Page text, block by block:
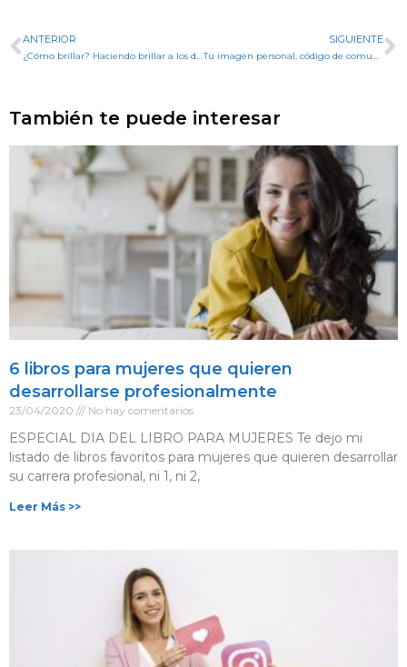
ANTERIOR SIGUIENTE
También te puede interesar
6 libros para mujeres que quieren
desarrollarse profesionalmente
23/04/2020 No hay comentarios
ESPECIAL DIA DEL LIBRO PARA MUJERES Te dejo mi
listado de libros favoritos para mujeres que quieren desarrollar
su carrera profesional, ni 1, ni 2,
Leer Más >>